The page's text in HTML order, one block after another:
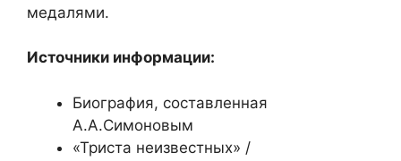
медалями.
Источники информации:
Биография, составленная
А.А.Симоновым
«Триста неизвестных» /